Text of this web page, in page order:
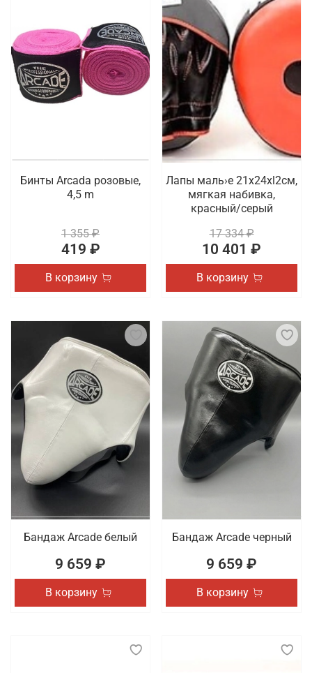
Бинты Arcada розовые,
4,5 m
1 355 ₽
419 ₽
В корзину
Лапы маль›е 21x24xl2cм,
мягкая набивка,
красный/серый
17 334 ₽
10 401 ₽
В корзину
Бандаж Arcade белый
9 659 ₽
В корзину
Бандаж Arcade черный
9 659 ₽
В корзину